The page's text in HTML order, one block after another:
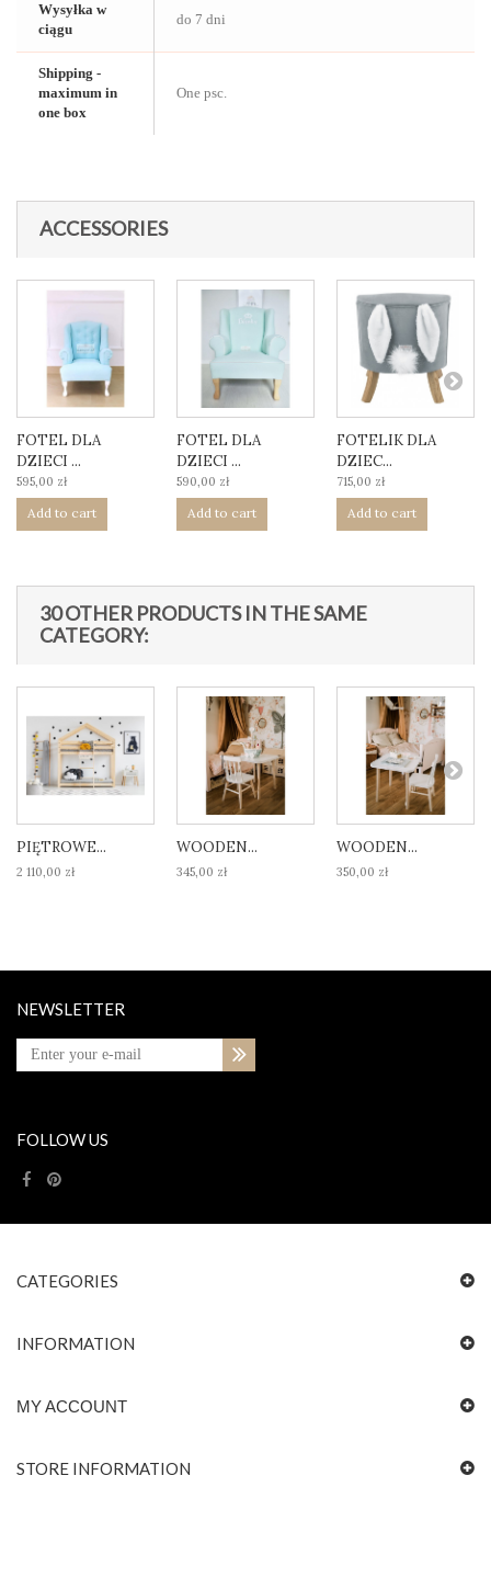
Wysyłka w
ciągu
do 7 dni
Shipping -
maximum in
one box
One psc.
ACCESSORIES
FOTEL DLA
DZIECI ...
595,00 zł
Add to cart
FOTEL DLA
DZIECI ...
590,00 zł
Add to cart
FOTELIK DLA
DZIEC...
715,00 zł
Add to cart
30 OTHER PRODUCTS IN THE SAME
CATEGORY:
PIĘTROWE...
2 110,00 zł
WOODEN...
345,00 zł
WOODEN...
350,00 zł
NEWSLETTER
FOLLOW US
CATEGORIES
INFORMATION
MY ACCOUNT
STORE INFORMATION